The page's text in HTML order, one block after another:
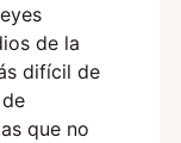
de la
difícil de
que no